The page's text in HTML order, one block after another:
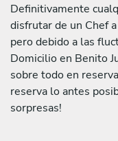
Definitivamente
disfrutar de un Chef
pero debido a las
Domicilio en Benito
sobre todo en
reserva lo antes
sorpresas!